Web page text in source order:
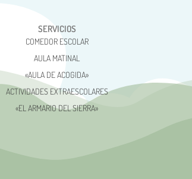
SERVICIOS
COMEDOR ESCOLAR
AULA MATINAL
«AULA DE ACOGIDA»
ACTIVIDADES EXTRAESCOLARES
«EL ARMARIO DEL SIERRA»